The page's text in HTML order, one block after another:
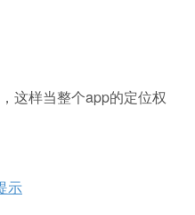
这样当整个app的定位权
示